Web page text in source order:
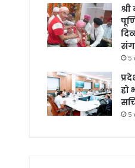
5
हो
5